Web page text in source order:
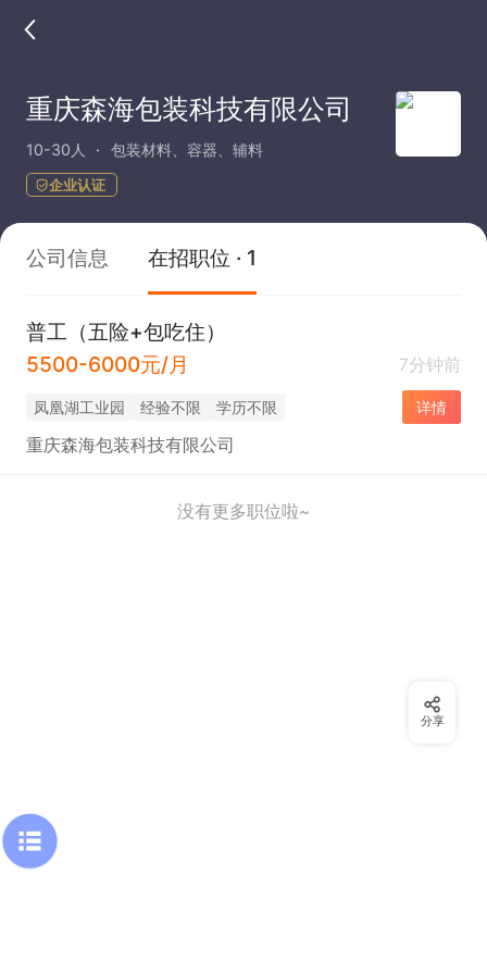
重庆森海包装科技有限公司
10-30人 包装材料、容器、辅料
企业认证
公司信息 在招职位 · 1
普工（五险+包吃住）
5500-6000元/月
7分钟前
凤凰湖工业园 经验不限 学历不限 详情
重庆森海包装科技有限公司
没有更多职位啦~
分享